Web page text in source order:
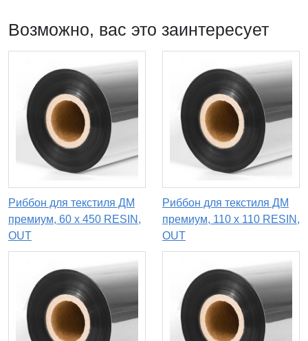
Возможно, вас это заинтересует
Риббон для текстиля ДМ
премиум, 60 х 450 RESIN,
OUT
Риббон для текстиля ДМ
премиум, 110 x 110 RESIN,
OUT